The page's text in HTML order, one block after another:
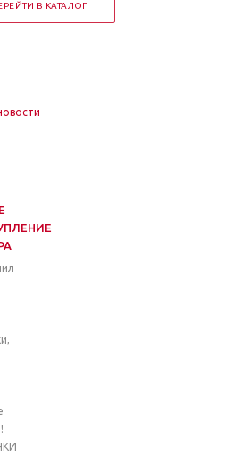
В КАТАЛОГ